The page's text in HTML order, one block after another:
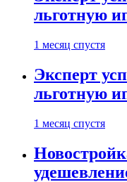
льготную
1 месяц спустя
Эксперт
льготную
1 месяц спустя